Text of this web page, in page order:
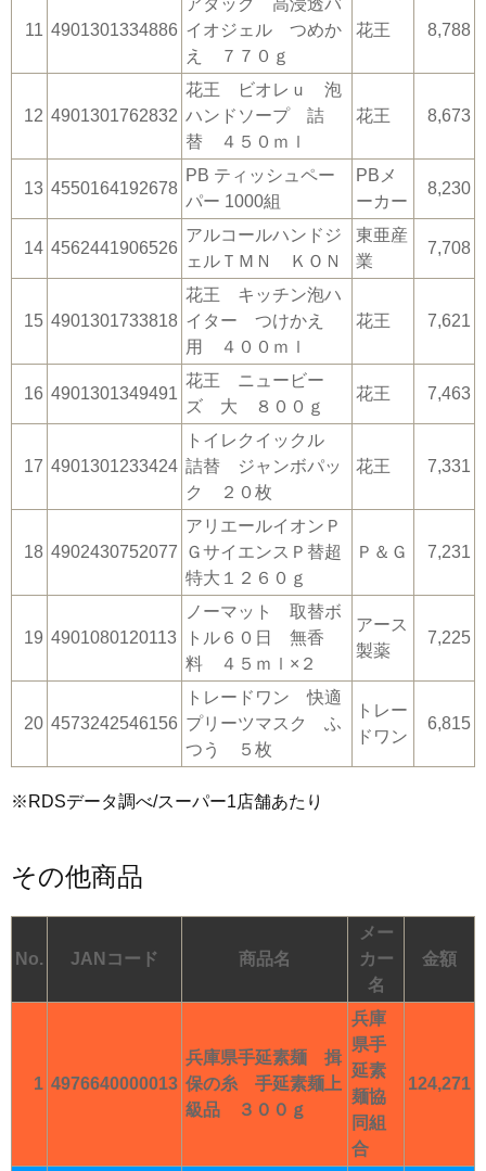
11 4901301334886
アタック 高浸透バ
イオジェル つめか
え ７７０ｇ
花王 8,788
12 4901301762832
花王 ビオレｕ 泡
ハンドソープ 詰
替 ４５０ｍｌ
花王 8,673
13 4550164192678
PB ティッシュペー
パー 1000組
PBメ
ーカー
8,230
14 4562441906526
アルコールハンドジ
ェルＴＭＮ ＫＯＮ
東亜産
業
7,708
15 4901301733818
花王 キッチン泡ハ
イター つけかえ
用 ４００ｍｌ
花王 7,621
16 4901301349491
花王 ニュービー
ズ 大 ８００ｇ
花王 7,463
17 4901301233424
トイレクイックル
詰替 ジャンボパッ
ク ２０枚
花王 7,331
18 4902430752077
アリエールイオンＰ
ＧサイエンスＰ替超
特大１２６０ｇ
Ｐ＆Ｇ 7,231
19 4901080120113
ノーマット 取替ボ
トル６０日 無香
料 ４５ｍｌ×２
アース
製薬
7,225
20 4573242546156
トレードワン 快適
プリーツマスク ふ
つう ５枚
トレー
ドワン
6,815
※RDSデータ調べ/スーパー1店舗あたり
その他商品
No. JANコード 商品名
メー
カー
名
金額
1 4976640000013
兵庫県手延素麺 揖
保の糸 手延素麺上
級品 ３００ｇ
兵庫
県手
延素
麺協
同組
合
124,271